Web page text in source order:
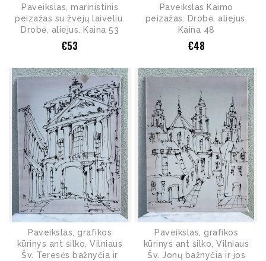
Paveikslas, marinistinis
peizažas su žvejų laiveliu.
Drobė, aliejus. Kaina 53
€53
Paveikslas Kaimo
peizažas. Drobė, aliejus.
Kaina 48
€48
Paveikslas, grafikos
kūrinys ant šilko, Vilniaus
Šv. Teresės bažnyčia ir
Paveikslas, grafikos
kūrinys ant šilko, Vilniaus
Šv. Jonų bažnyčia ir jos